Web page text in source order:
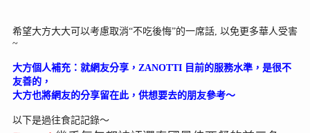
希望大方大大可以考慮取消“不吃後悔”的一席話, 以免更多華人受害
~
大方個人補充：就網友分享，ZANOTTI 目前的服務水準，是很不
友善的，
大方也將網友的分享留在此，供想要去的朋友參考～
以下是過往食記記錄～